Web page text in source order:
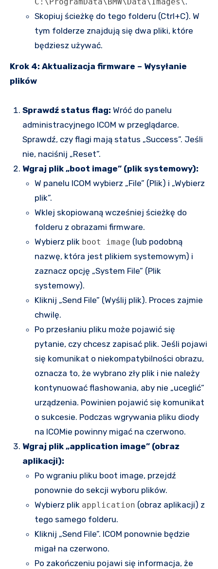
C:\ProgramData\BMW\Data\Images\
Skopiuj ścieżkę do tego folderu (Ctrl+C). W
tym folderze znajdują się dwa pliki, które
będziesz używać.
Krok 4: Aktualizacja firmware – Wysyłanie
plików
Sprawdź status flag: Wróć do panelu
administracyjnego ICOM w przeglądarce.
Sprawdź, czy flagi mają status „Success”. Jeśli
nie, naciśnij „Reset”.
Wgraj plik „boot image” (plik systemowy):
W panelu ICOM wybierz „File” (Plik) i „Wybierz
plik”.
Wklej skopiowaną wcześniej ścieżkę do
folderu z obrazami firmware.
Wybierz plik boot image (lub podobną
nazwę, która jest plikiem systemowym) i
zaznacz opcję „System File” (Plik
systemowy).
Kliknij „Send File” (Wyślij plik). Proces zajmie
chwilę.
Po przesłaniu pliku może pojawić się
pytanie, czy chcesz zapisać plik. Jeśli pojawi
się komunikat o niekompatybilności obrazu,
oznacza to, że wybrano zły plik i nie należy
kontynuować flashowania, aby nie „uceglić”
urządzenia. Powinien pojawić się komunikat
o sukcesie. Podczas wgrywania pliku diody
na ICOMie powinny migać na czerwono.
Wgraj plik „application image” (obraz
aplikacji):
Po wgraniu pliku boot image, przejdź
ponownie do sekcji wyboru plików.
Wybierz plik application (obraz aplikacji) z
tego samego folderu.
Kliknij „Send File”. ICOM ponownie będzie
migał na czerwono.
Po zakończeniu pojawi się informacja, że